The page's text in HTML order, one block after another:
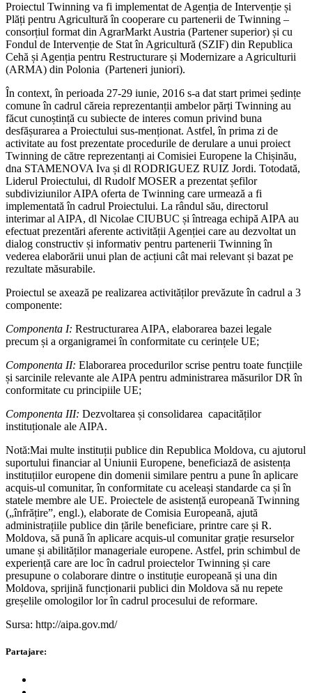
Proiectul Twinning va fi implementat de Agenția de Intervenție și
Plăți pentru Agricultură în cooperare cu partenerii de Twinning –
consorțiul format din AgrarMarkt Austria (Partener superior) și cu
Fondul de Intervenție de Stat în Agricultură (SZIF) din Republica
Cehă și Agenția pentru Restructurare și Modernizare a Agriculturii
(ARMA) din Polonia (Parteneri juniori).
În context, în perioada 27-29 iunie, 2016 s-a dat start primei ședințe
comune în cadrul căreia reprezentanții ambelor părți Twinning au
făcut cunoștință cu subiecte de interes comun privind buna
desfășurarea a Proiectului sus-menționat. Astfel, în prima zi de
activitate au fost prezentate procedurile de derulare a unui proiect
Twinning de către reprezentanți ai Comisiei Europene la Chișinău,
dna STAMENOVA Iva și dl RODRIGUEZ RUIZ Jordi. Totodată,
Liderul Proiectului, dl Rudolf MOSER a prezentat șefilor
subdiviziunilor AIPA oferta de Twinning care urmează a fi
implementată în cadrul Proiectului. La rândul său, directorul
interimar al AIPA, dl Nicolae CIUBUC și întreaga echipă AIPA au
efectuat prezentări aferente activității Agenției care au dezvoltat un
dialog constructiv și informativ pentru partenerii Twinning în
vederea elaborării unui plan de acțiuni cât mai relevant și bazat pe
rezultate măsurabile.
Proiectul se axează pe realizarea activităților prevăzute în cadrul a 3
componente:
Componenta I: Restructurarea AIPA, elaborarea bazei legale
precum și a organigramei în conformitate cu cerințele UE;
Componenta II: Elaborarea procedurilor scrise pentru toate funcțiile
și sarcinile relevante ale AIPA pentru administrarea măsurilor DR în
conformitate cu principiile UE;
Componenta III: Dezvoltarea și consolidarea capacităților
instituționale ale AIPA.
Notă:Mai multe instituții publice din Republica Moldova, cu ajutorul
suportului financiar al Uniunii Europene, beneficiază de asistența
instituțiilor europene din domenii similare pentru a pune în aplicare
acquis-ul comunitar, în conformitate cu aceleași standarde ca și în
statele membre ale UE. Proiectele de asistență europeană Twinning
(„înfrățire”, engl.), elaborate de Comisia Europeană, ajută
administrațiile publice din țările beneficiare, printre care și R.
Moldova, să pună în aplicare acquis-ul comunitar grație resurselor
umane și abilităților manageriale europene. Astfel, prin schimbul de
experiență care are loc în cadrul proiectelor Twinning și care
presupune o colaborare dintre o instituție europeană și una din
Moldova, sprijină funcționarii publici din Moldova să nu repete
greșelile omologilor lor în cadrul procesului de reformare.
Sursa: http://aipa.gov.md/
Partajare: